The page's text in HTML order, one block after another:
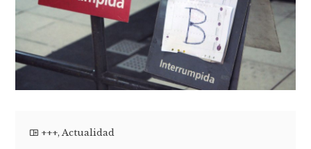
+++,Actualidad